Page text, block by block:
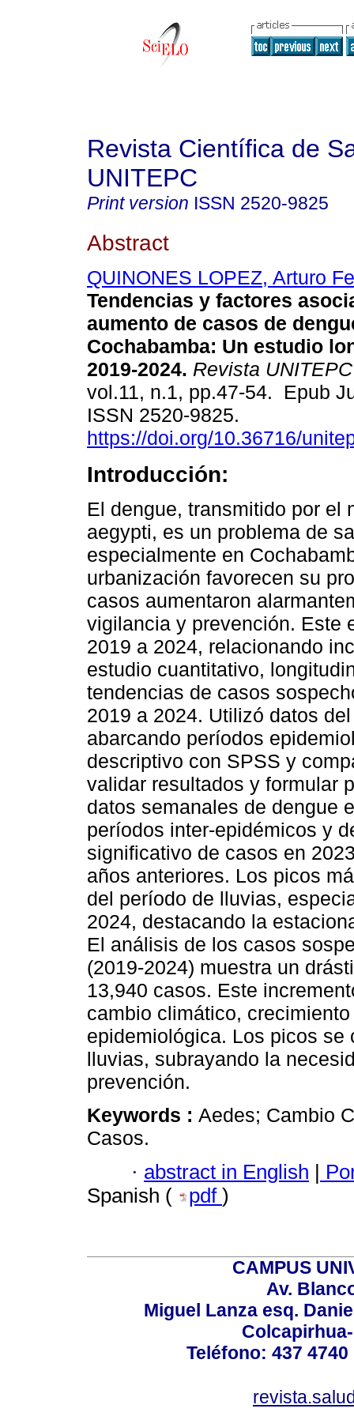
Revista Científica de
UNITEPC
Print version ISSN 2520-9825
Abstract
QUINONES LOPEZ, Arturo
Tendencias y factores
aumento de casos de
Cochabamba: Un estudio
2019-2024. Revista UNITEPC
vol.11, n.1, pp.47-54. Epub
ISSN 2520-9825.
https://doi.org/10.36716/
Introducción:
El dengue, transmitido por el
aegypti, es un problema de
especialmente en
urbanización favorecen su
casos aumentaron
vigilancia y prevención. Este
2019 a 2024, relacionando
estudio cuantitativo,
tendencias de casos
2019 a 2024. Utilizó datos
abarcando períodos
descriptivo con SPSS y
validar resultados y formular
datos semanales de dengue
períodos inter-epidémicos y
significativo de casos en
años anteriores. Los picos
del período de lluvias,
2024, destacando la
El análisis de los casos
(2019-2024) muestra un
13,940 casos. Este
cambio climático,
epidemiológica. Los picos se
lluvias, subrayando la
prevención.
Keywords : Aedes; Cambio
Casos.
· abstract in English |
Spanish (
pdf )
CAMPUS
Av.
Miguel Lanza esq.
Teléfono: 437